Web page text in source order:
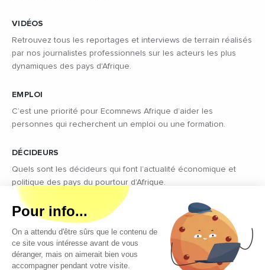
VIDÉOS
Retrouvez tous les reportages et interviews de terrain réalisés
par nos journalistes professionnels sur les acteurs les plus
dynamiques des pays d'Afrique.
EMPLOI
C’est une priorité pour Ecomnews Afrique d’aider les
personnes qui recherchent un emploi ou une formation.
DÉCIDEURS
Quels sont les décideurs qui font l’actualité économique et
politique des pays du pourtour d'Afrique.